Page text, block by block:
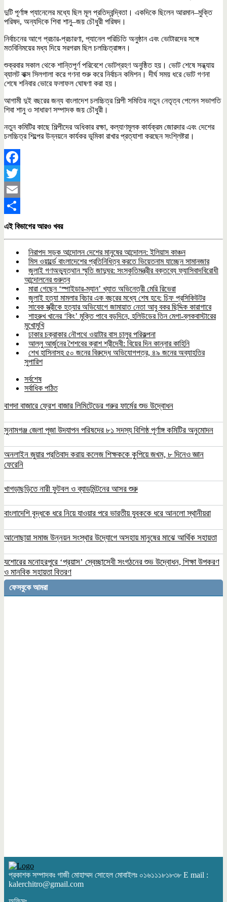
দুটি পূর্ণাঙ্গ প্যানেলের মধ্যে ছিল মূল প্রতিদ্বন্দ্বিতা। একদিকে ছিলেন আরমান–মুক্তি
পরিষদ, অন্যদিকে শিবা শানু–জয় চৌধুরী পরিষদ।
নির্বাচনের আগে প্রচার-প্রচারণা, প্যানেল পরিচিতি অনুষ্ঠান এবং ভোটারদের সঙ্গে
মতবিনিময়ের মধ্য দিয়ে সরগরম ছিল চলচ্চিত্রাঙ্গন।
শুক্রবার সকাল থেকে শান্তিপূর্ণ পরিবেশে ভোটগ্রহণ অনুষ্ঠিত হয়। ভোট শেষে সন্ধ্যায়
ব্যালট বাক্স সিলগালা করে গণনা শুরু করে নির্বাচন কমিশন। দীর্ঘ সময় ধরে ভোট গণনা
শেষে শনিবার ভোরে ফলাফল ঘোষণা করা হয়।
আগামী দুই বছরের জন্য বাংলাদেশ চলচ্চিত্র শিল্পী সমিতির নতুন নেতৃত্ব পেলেন সভাপতি
শিবা শানু ও সাধারণ সম্পাদক জয় চৌধুরী।
নতুন কমিটির কাছে শিল্পীদের অধিকার রক্ষা, কল্যাণমূলক কার্যক্রম জোরদার এবং দেশের
চলচ্চিত্র শিল্পের উন্নয়নে কার্যকর ভূমিকা রাখার প্রত্যাশা করছেন সংশ্লিষ্টরা।
Facebook
Twitter
Email
Share
এই বিভাগের আরও খবর
নিরাপদ সড়ক আন্দোলন দেশের মানুষের আন্দোলন: ইলিয়াস কাঞ্চন
মিস ওয়ার্ল্ডে বাংলাদেশের প্রতিনিধিত্ব করতে ভিয়েতনাম যাচ্ছেন সামানজার
জুলাই গণঅভ্যুত্থান স্মৃতি জাদুঘর: সংস্কৃতিমন্ত্রীর বক্তব্যে ফ্যাসিবাদবিরোধী
আন্দোলনের গুরুত্ব
মারা গেছেন ‘স্পাইডার-ম্যান’ খ্যাত অভিনেত্রী মেরি রিভেরা
জুলাই হত্যা মামলার বিচার এক বছরের মধ্যে শেষ হবে: চিফ প্রসিকিউটর
সাবেক স্ত্রীকে হত্যার অভিযোগে জামায়াত নেতা আবু বকর ছিদ্দিক কারাগারে
শাহরুখ খানের ‘কিং’ মুক্তি পাবে বড়দিনে, হলিউডের তিন মেগা-ব্লকবাস্টারের
মুখোমুখি
ঢাকার চক্রাকার নৌপথে ওয়াটার বাস চালুর পরিকল্পনা
আল্লু আর্জুনের শৈশবের ক্রাশ শ্রীদেবী: বিয়ের দিন কান্নার কাহিনি
শেখ হাসিনাসহ ৫০ জনের বিরুদ্ধে অভিযোগপত্র, ৪৯ জনের অব্যাহতির
সুপারিশ
সর্বশেষ
সর্বাধিক পঠিত
বাগদা বাজারে ফ্রেশ বাজার লিমিটেডের গরুর ফার্মের শুভ উদ্বোধন
সুনামগঞ্জ জেলা পূজা উদযাপন পরিষদের ৮১ সদস্য বিশিষ্ঠ পূর্ণাঙ্গ কমিটির অনুমোদন
অনলাইন জুয়ার প্রতিবাদ করায় কলেজ শিক্ষককে কুপিয়ে জখম, ৮ দিনেও জ্ঞান
ফেরেনি
খাগড়াছড়িতে নারী ফুটবল ও ব্যাডমিন্টনের আসর শুরু
বাংলাদেশি বৃদ্ধকে ধরে নিয়ে যাওয়ার পরে ভারতীয় যুবককে ধরে আনলো স্থানীয়রা
আলোছায়া সমাজ উন্নয়ন সংস্থার উদ্যোগে অসহায় মানুষের মাঝে আর্থিক সহায়তা
যশোরের মনোহরপুরে ‘প্রয়াস’ স্বেচ্ছাসেবী সংগঠনের শুভ উদ্বোধন, শিক্ষা উপকরণ
ও মানবিক সহায়তা বিতরণ
পাঁচবিবিতে এ্যাম্পুলসহ মাদক ব্যবসায়ী গ্রেফতার
হস্তক্ষেপ কামনা
শুরু হয়েছে মধুবৃক্ষ খেজুর গাছের রস সংগ্রহ
ফেসবুকে আমরা
প্রকাশক সম্পাদকঃ গাজী মোহাম্মদ সোহেল মোবাইলঃ ০১৬১১১৮১৮৩৮ E mail :
kalerchitro@gmail.com